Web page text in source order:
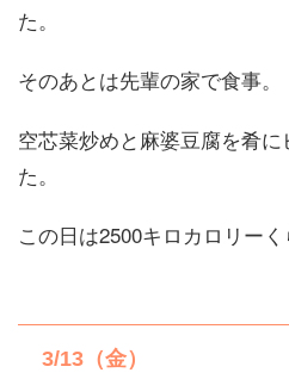
た。
そのあとは先輩の家で食事。
空芯菜炒めと麻婆豆腐を肴
た。
この日は2500キロカロリーく
3/13（金）